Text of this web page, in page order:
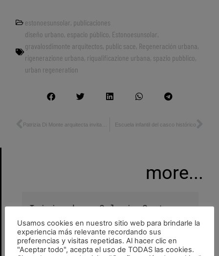
estonoesunsolar, publicaciones
diseño urbano, espacio público, Estonoesunsolar,
gravalosdimonte arquitectos, public sace, Regeneración urbana,
rigenerazione urbana, riqualificazione urbana, spazio pubblico,
urban regeneration
Escuela infantil del casco histórico
more...
Inicio obras Colegio Centro
Educación especial Calatayud
GravalosDiMonteMTO • 22 de julio de 2026
colegio,equipamiento,espacio público
obras
Usamos cookies en nuestro sitio web para brindarle la
experiencia más relevante recordando sus
preferencias y visitas repetidas. Al hacer clic en
"Aceptar todo", acepta el uso de TODAS las cookies.